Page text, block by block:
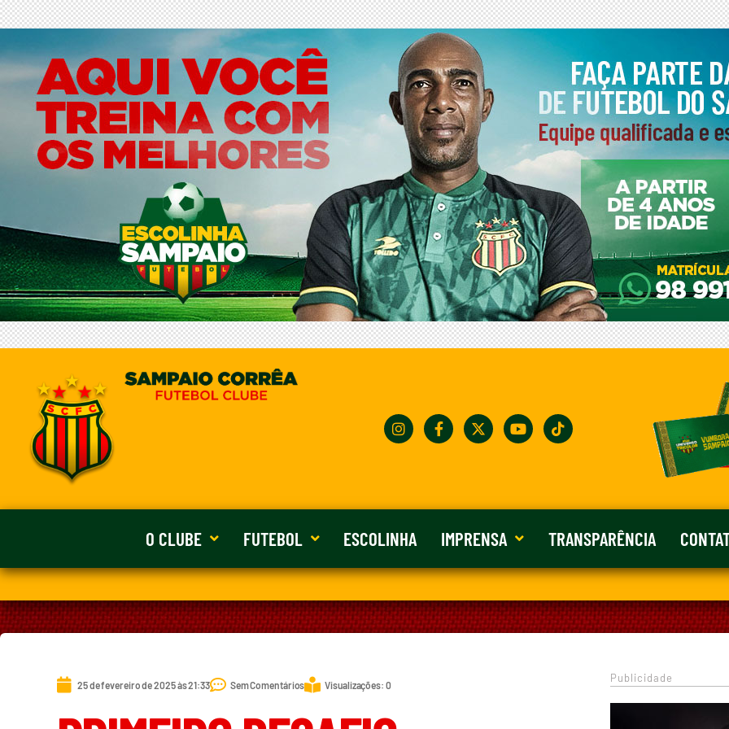
O CLUBE FUTEBOL ESCOLINHA IMPRENSA TRANSPARÊNCIA
25 de fevereiro de 2025 às 21:33 Sem Comentários Visualizações: 0
Publicidade